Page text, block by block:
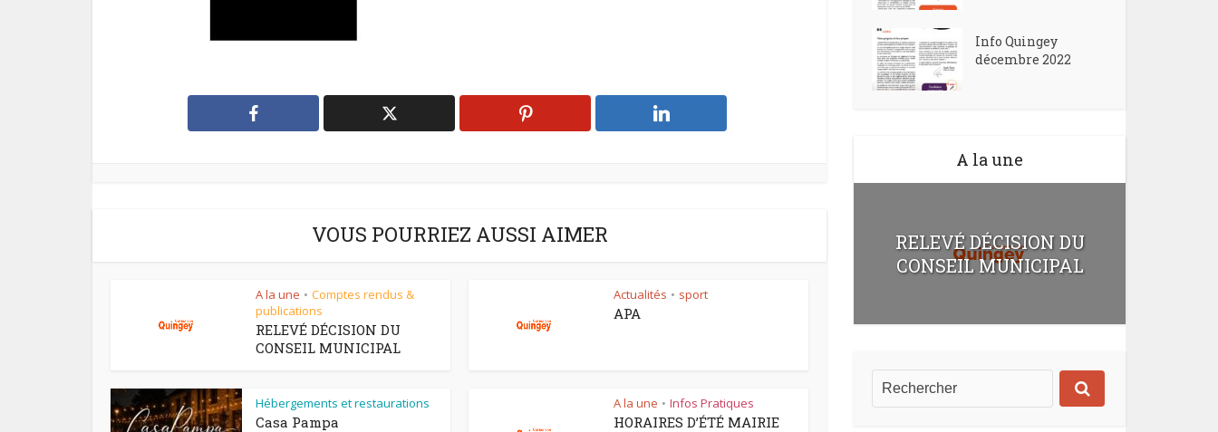
VOUS POURRIEZ AUSSI AIMER
A la une • Comptes rendus &
publications
RELEVÉ DÉCISION DU
CONSEIL MUNICIPAL
Actualités • sport
APA
Hébergements et restaurations
Casa Pampa
A la une • Infos Pratiques
HORAIRES D’ÉTÉ MAIRIE
Info Quingey
décembre 2022
A la une
RELEVÉ DÉCISION DU
CONSEIL MUNICIPAL